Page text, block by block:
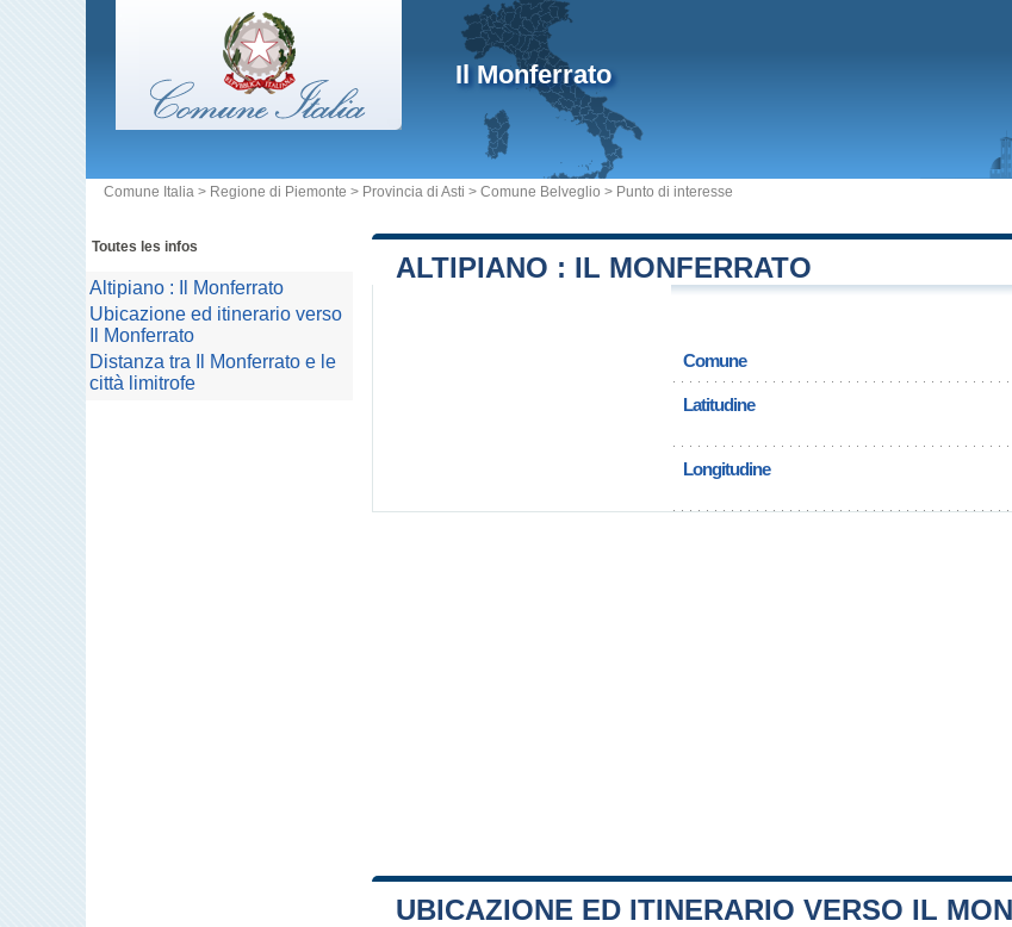
Il Monferrato
Comune Italia > Regione di Piemonte > Provincia di Asti > Comune Belveglio > Punto di interesse
ALTIPIANO : IL MONFERRATO
Comune
Latitudine
Longitudine
UBICAZIONE ED ITINERARIO VERSO IL
Toutes les infos
Altipiano : Il Monferrato
Ubicazione ed itinerario verso
Il Monferrato
Distanza tra Il Monferrato e le
città limitrofe